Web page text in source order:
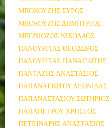
ΜΠΟΚΟΥΖΗΣ ΣΥΡΟΣ
ΜΠΟΚΟΥΖΗΣ ΔΗΜΗΤΡΙΟΣ
ΜΠΟΝΙΟΖΟΣ ΝΙΚΟΛΑΟΣ
ΠΑΝΟΥΡΓΙΑΣ ΘΕΟΔΩΡΟΣ
ΠΑΝΟΥΡΓΙΑΣ ΠΑΝΑΓΙΩΤΗΣ
ΠΑΝΤΑΖΗΣ ΑΝΑΣΤΑΣΙΟΣ
ΠΑΠΑΝΑΓΙΩΤΟΥ ΛΕΩΝΙΔΑΣ
ΠΑΠΑΝΑΣΤΑΣΙΟΥ ΣΩΤΗΡΙΟΣ
ΠΑΠΑΠΕΤΡΟΥ ΧΡΗΣΤΟΣ
ΠΕΤΕΙΝΑΡΗΣ ΑΝΑΣΤΑΣΙΟΣ